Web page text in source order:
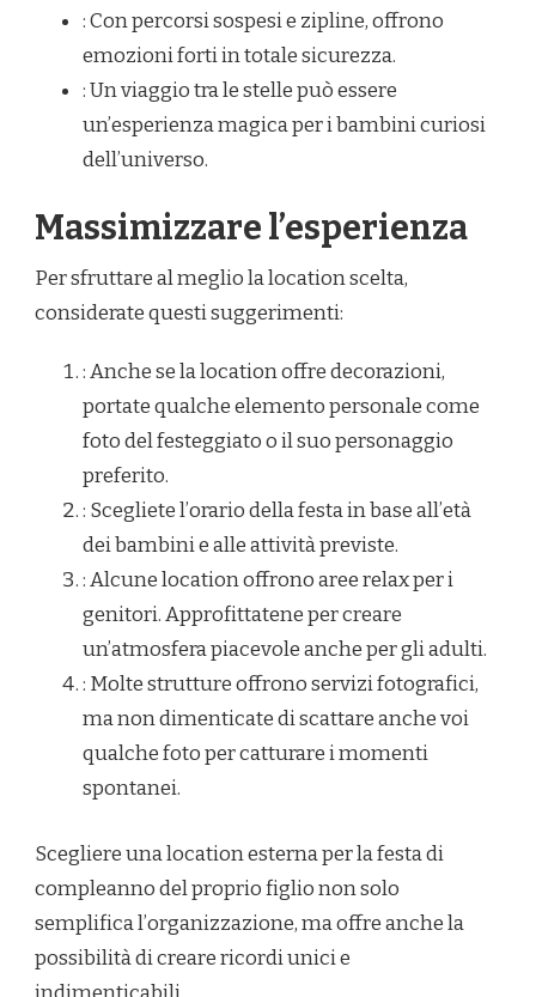
: Con percorsi sospesi e zipline, offrono
emozioni forti in totale sicurezza.
: Un viaggio tra le stelle può essere
un’esperienza magica per i bambini curiosi
dell’universo.
Massimizzare l’esperienza
Per sfruttare al meglio la location scelta,
considerate questi suggerimenti:
: Anche se la location offre decorazioni,
portate qualche elemento personale come
foto del festeggiato o il suo personaggio
preferito.
: Scegliete l’orario della festa in base all’età
dei bambini e alle attività previste.
: Alcune location offrono aree relax per i
genitori. Approfittatene per creare
un’atmosfera piacevole anche per gli adulti.
: Molte strutture offrono servizi fotografici,
ma non dimenticate di scattare anche voi
qualche foto per catturare i momenti
spontanei.
Scegliere una location esterna per la festa di
compleanno del proprio figlio non solo
semplifica l’organizzazione, ma offre anche la
possibilità di creare ricordi unici e